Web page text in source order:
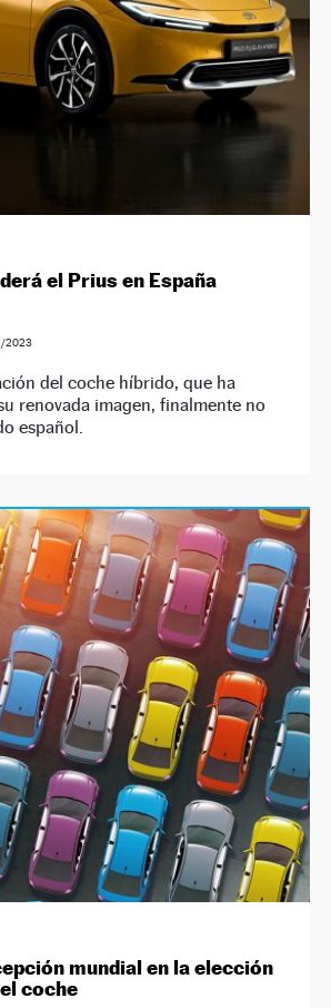
el Prius en España
2023
del coche híbrido, que ha
renovada imagen, finalmente no
español.
mundial en la elección
coche